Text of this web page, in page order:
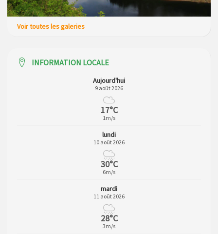
Voir toutes les galeries
INFORMATION LOCALE
Aujourd'hui
9 août 2026
17°C
1m/s
lundi
10 août 2026
30°C
6m/s
mardi
11 août 2026
28°C
3m/s